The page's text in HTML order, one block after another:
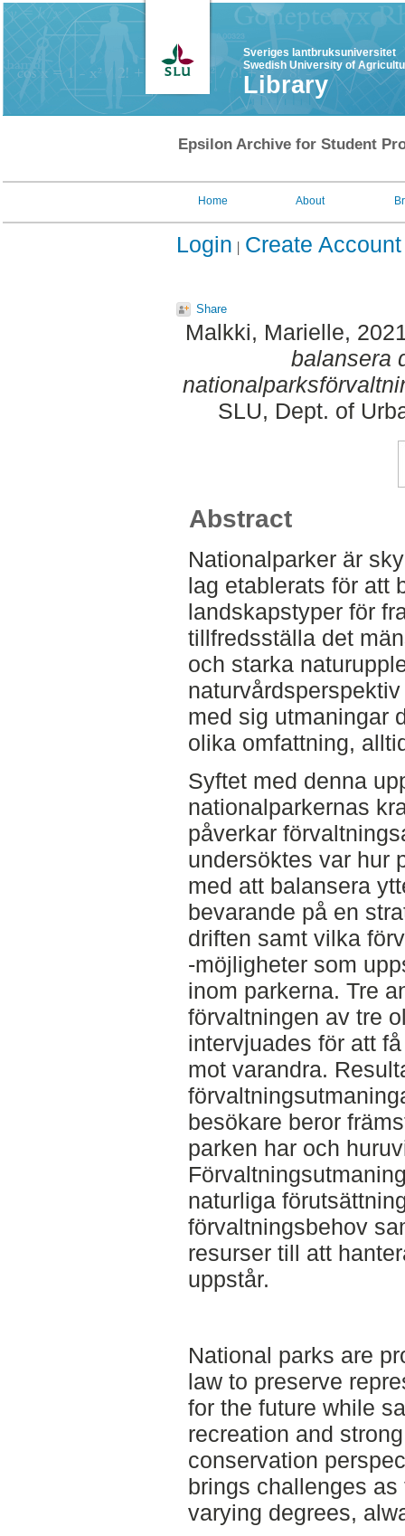
Sveriges lantbruksuniversitet
Swedish University of
Library
Epsilon Archive for Student
Home About
Login Create Account
Share
Malkki, Marielle,
balansera
SLU, Dept. of
Abstract
Nationalparker är
lag etablerats för att
landskapstyper för
tillfredsställa det
och starka
med sig utmaningar
olika omfattning,
Syftet med denna
nationalparkernas
påverkar
undersöktes var hur
med att balansera
bevarande på en
driften samt vilka
-möjligheter som
inom parkerna. Tre
förvaltningen av tre
intervjuades för att
mot varandra.
besökare beror
parken har och
naturliga
förvaltningsbehov
resurser till att
uppstår.
National parks are
law to preserve
for the future while
recreation and
conservation
brings challenges
varying degrees,